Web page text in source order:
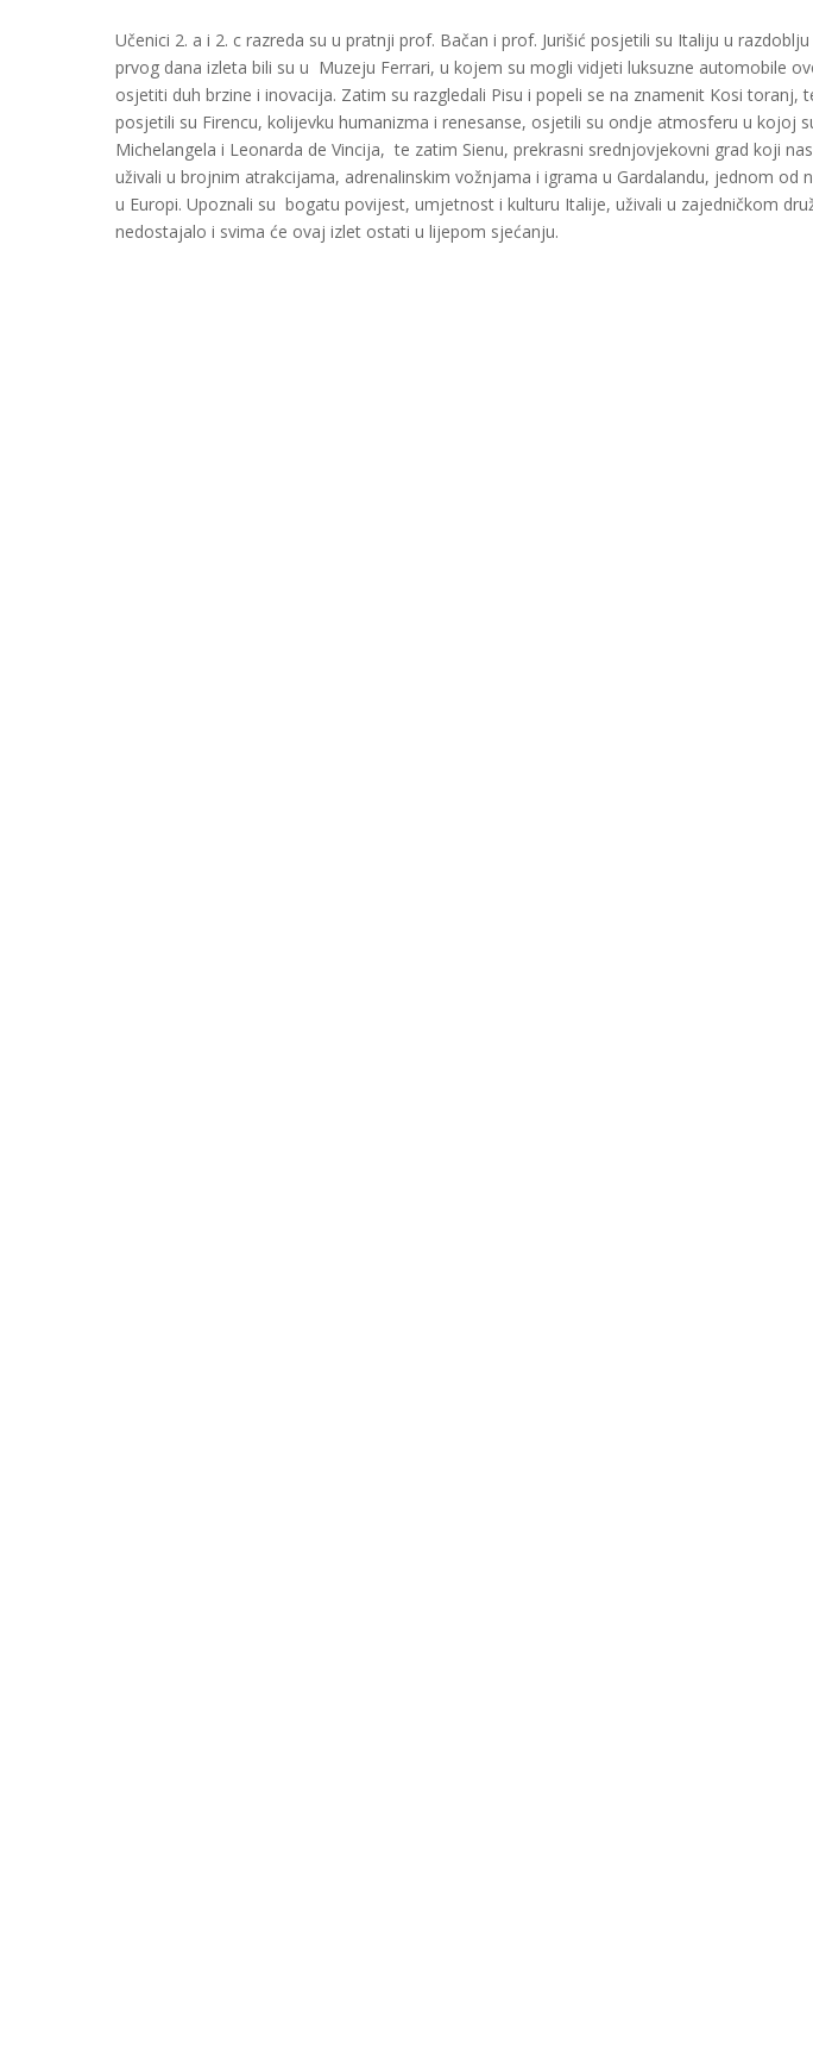
Učenici 2. a i 2. c razreda su u pratnji prof. Bačan i prof. Jurišić posjetili su Italiju u
prvog dana izleta bili su u Muzeju Ferrari, u kojem su mogli vidjeti luksuzne automobile
osjetiti duh brzine i inovacija. Zatim su razgledali Pisu i popeli se na znamenit Kosi toranj,
posjetili su Firencu, kolijevku humanizma i renesanse, osjetili su ondje atmosferu u kojoj
Michelangela i Leonarda de Vincija, te zatim Sienu, prekrasni srednjovjekovni grad koji
uživali u brojnim atrakcijama, adrenalinskim vožnjama i igrama u Gardalandu, jednom od
u Europi. Upoznali su bogatu povijest, umjetnost i kulturu Italije, uživali u zajedničkom
nedostajalo i svima će ovaj izlet ostati u lijepom sjećanju.